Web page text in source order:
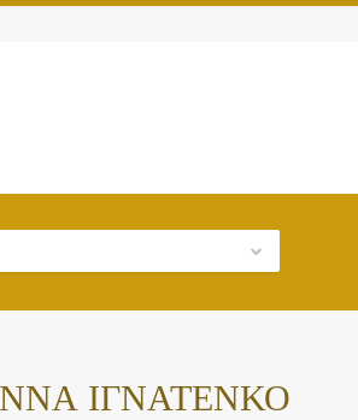
ΙΓΝΑΤΕΝΚΟ